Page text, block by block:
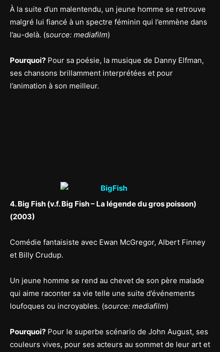
À la suite d’un malentendu, un jeune homme se retrouve
malgré lui fiancé à un spectre féminin qui l’emmène dans
l’au-delà. (source: mediafilm)
Pourquoi? Pour sa poésie, la musique de Danny Elfman,
ses chansons brillamment interprétées et pour
l’animation à son meilleur.
4. Big Fish (v.f. Big Fish – La légende du gros poisson)
(2003)
Comédie fantaisiste avec Ewan McGregor, Albert Finney
et Billy Crudup.
Un jeune homme se rend au chevet de son père malade
qui aime raconter sa vie telle une suite d’événements
loufoques ou incroyables. (source: mediafilm)
Pourquoi? Pour le superbe scénario de John August, ses
couleurs vives, pour ses acteurs au sommet de leur art et